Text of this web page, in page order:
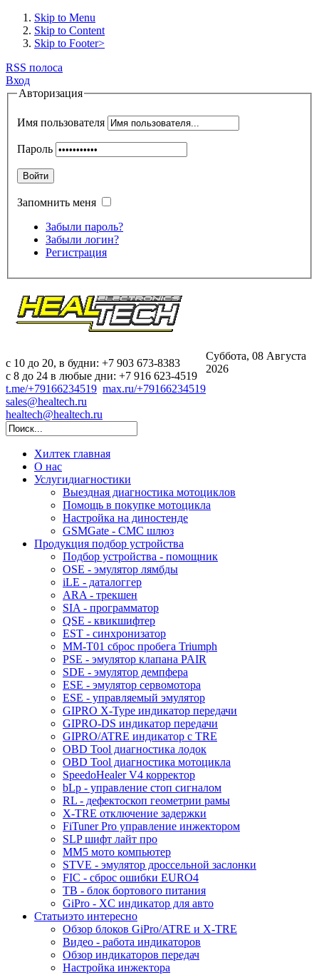
Skip to Menu
Skip to Content
Skip to Footer>
RSS полоса
Вход
Авторизация
Имя пользователя
Пароль
Войти
Запомнить меня
Забыли пароль?
Забыли логин?
Регистрация
c 10 до 20, в будни: +7 903 673-8383
с 8 до 24 в любые дни: +7 916 623-4519
t.me/+79166234519 max.ru/+79166234519
sales@healtech.ru
healtech@healtech.ru
Суббота, 08 Августа
2026
Хилтек главная
О нас
Услугидиагностики
Выездная диагностика мотоциклов
Помощь в покупке мотоцикла
Настройка на диностенде
GSMGate - СМС шлюз
Продукция подбор устройства
Подбор устройства - помощник
OSE - эмулятор лямбды
iLE - даталоггер
ARA - трекшен
SIA - программатор
QSE - квикшифтер
EST - синхронизатор
MM-T01 сброс пробега Triumph
PSE - эмулятор клапана PAIR
SDE - эмулятор демпфера
ESE - эмулятор сервомотора
ESE - управляемый эмулятор
GIPRO X-Type индикатор передачи
GIPRO-DS индикатор передачи
GIPRO/ATRE индикатор с TRE
OBD Tool диагностика лодок
OBD Tool диагностика мотоцикла
SpeedoHealer V4 корректор
bLp - управление стоп сигналом
RL - дефектоскоп геометрии рамы
X-TRE отключение задержки
FiTuner Pro управление инжектором
SLP шифт лайт про
MM5 мото компьютер
STVE - эмулятор дроссельной заслонки
FIC - сброс ошибки EURO4
TB - блок бортового питания
GiPro - XC индикатор для авто
Статьиэто интересно
Обзор блоков GiPro/ATRE и X-TRE
Видео - работа индикаторов
Обзор индикаторов передач
Настройка инжектора